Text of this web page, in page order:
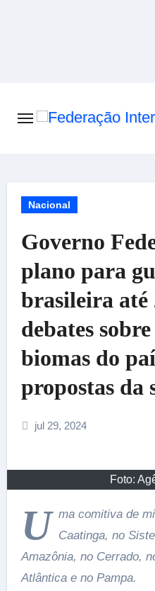
Nacional
Governo
plano para
brasileira até
debates
biomas do
propostas da
jul 29, 2024
Foto:
U ma comitiva de
Caatinga, no
Amazônia, no Cerrado,
Atlântica e no Pampa.